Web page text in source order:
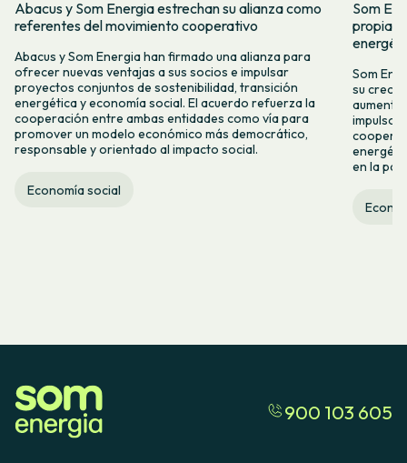
Abacus y Som Energia estrechan su alianza como
referentes del movimiento cooperativo
Abacus y Som Energia han firmado una alianza para
ofrecer nuevas ventajas a sus socios e impulsar
proyectos conjuntos de sostenibilidad, transición
energética y economía social. El acuerdo refuerza la
cooperación entre ambas entidades como vía para
promover un modelo económico más democrático,
responsable y orientado al impacto social.
Economía social
Som
propia y
Som
su
aumento
impulso
en la
900 103 605